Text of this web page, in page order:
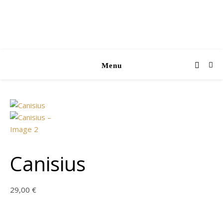
Menu
Canisius
29,00 €